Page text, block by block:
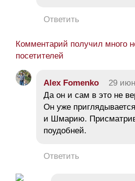
Ответить
Комментарий получил много
посетителей
Alex Fomenko 29
Да он и сам в это не
Он уже
и Шмарию.
поудобней.
Ответить